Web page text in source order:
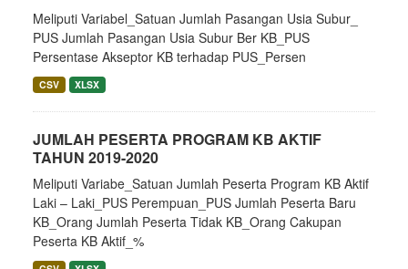
Meliputi Variabel_Satuan Jumlah Pasangan Usia Subur_
PUS Jumlah Pasangan Usia Subur Ber KB_PUS
Persentase Akseptor KB terhadap PUS_Persen
CSV XLSX
JUMLAH PESERTA PROGRAM KB AKTIF
TAHUN 2019-2020
Meliputi Variabe_Satuan Jumlah Peserta Program KB Aktif
Laki – Laki_PUS Perempuan_PUS Jumlah Peserta Baru
KB_Orang Jumlah Peserta Tidak KB_Orang Cakupan
Peserta KB Aktif_%